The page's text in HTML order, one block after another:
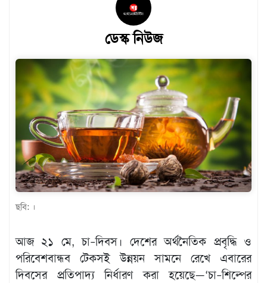
গণমাধ্যম
খেলাধুলা
বিনোদন
এক্সক্লুসিভ
শিক্ষাঙ্গন
অর্থনীতি
মতামত
লাইফস্টাইল
ডেস্ক নিউজ
ছবি: ।
আজ ২১ মে, চা–দিবস। দেশের অর্থনৈতিক প্রবৃদ্ধি ও
পরিবেশবান্ধব টেকসই উন্নয়ন সামনে রেখে এবারের
দিবসের প্রতিপাদ্য নির্ধারণ করা হয়েছে—‘চা–শিল্পের